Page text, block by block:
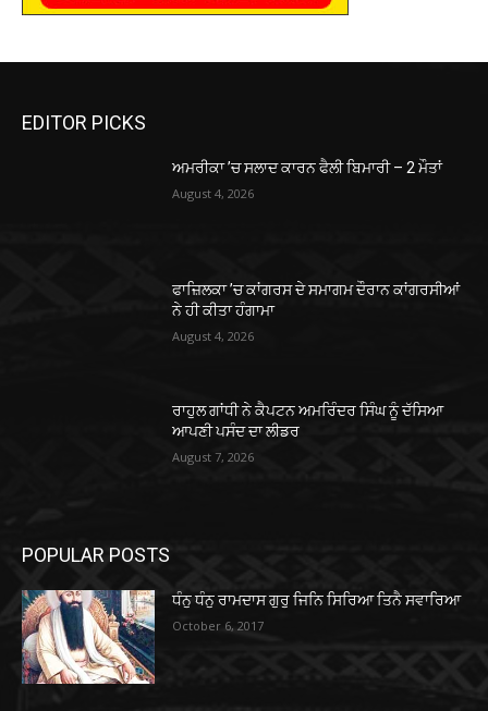
EDITOR PICKS
ਅਮਰੀਕਾ ’ਚ ਸਲਾਦ ਕਾਰਨ ਫੈਲੀ ਬਿਮਾਰੀ – 2 ਮੌਤਾਂ
August 4, 2026
ਫਾਜ਼ਿਲਕਾ ’ਚ ਕਾਂਗਰਸ ਦੇ ਸਮਾਗਮ ਦੌਰਾਨ ਕਾਂਗਰਸੀਆਂ
ਨੇ ਹੀ ਕੀਤਾ ਹੰਗਾਮਾ
August 4, 2026
ਰਾਹੁਲ ਗਾਂਧੀ ਨੇ ਕੈਪਟਨ ਅਮਰਿੰਦਰ ਸਿੰਘ ਨੂੰ ਦੱਸਿਆ
ਆਪਣੀ ਪਸੰਦ ਦਾ ਲੀਡਰ
August 7, 2026
POPULAR POSTS
ਧੰਨੁ ਧੰਨੁ ਰਾਮਦਾਸ ਗੁਰੁ ਜਿਨਿ ਸਿਰਿਆ ਤਿਨੈ ਸਵਾਰਿਆ
October 6, 2017